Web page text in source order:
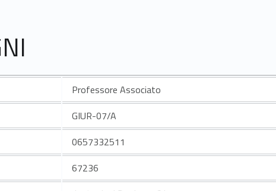
Professore Associato
GIUR-07/A
0657332511
67236